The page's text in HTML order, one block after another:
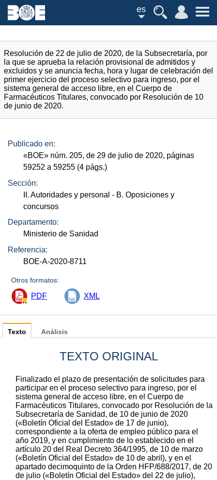
es
Resolución de 22 de julio de 2020, de la Subsecretaría, por
la que se aprueba la relación provisional de admitidos y
excluidos y se anuncia fecha, hora y lugar de celebración del
primer ejercicio del proceso selectivo para ingreso, por el
sistema general de acceso libre, en el Cuerpo de
Farmacéuticos Titulares, convocado por Resolución de 10
de junio de 2020.
Publicado en:
«BOE» núm. 205, de 29 de julio de 2020, páginas
59252 a 59255 (4 págs.)
Sección:
II. Autoridades y personal - B. Oposiciones y
concursos
Departamento:
Ministerio de Sanidad
Referencia:
BOE-A-2020-8711
Otros formatos:
PDF XML
Texto
TEXTO ORIGINAL
Finalizado el plazo de presentación de solicitudes para
participar en el proceso selectivo para ingreso, por el
sistema general de acceso libre, en el Cuerpo de
Farmacéuticos Titulares, convocado por Resolución de la
Subsecretaría de Sanidad, de 10 de junio de 2020
(«Boletín Oficial del Estado» de 17 de junio),
correspondiente a la oferta de empleo público para el
año 2019, y en cumplimiento de lo establecido en el
artículo 20 del Real Decreto 364/1995, de 10 de marzo
(«Boletín Oficial del Estado» de 10 de abril), y en el
apartado decimoquinto de la Orden HFP/688/2017, de 20
de julio («Boletín Oficial del Estado» del 22 de julio),
Análisis